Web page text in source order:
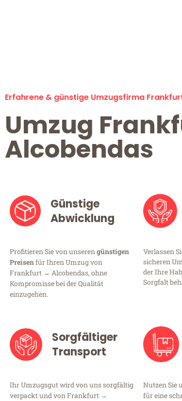
Erfahrene & günstige Umzugsfirma
Umzug
Alcobendas
Günstige
Abwicklung
Profitieren Sie von unserengünstigen
Preisenfür Ihren Umzug von
Frankfurt → Alcobendas, ohne
Kompromisse bei der Qualität
einzugehen.
Verlassen
sicheren
der Ihre
Sorgfalt
Sorgfältiger
Transport
Ihr Umzugsgut wird von uns sorgfältig
verpackt und von Frankfurt →
Nutzen Sie
für eine